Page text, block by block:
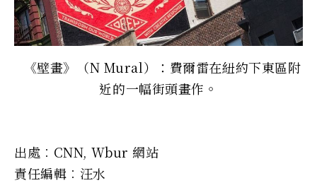
《壁畫》（N Mural）：費爾雷在紐約下東區附
近的一幅街頭畫作。
出處︰CNN, Wbur 網站
責任編輯︰汪水